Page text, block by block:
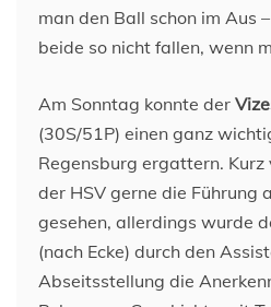
man den Ball schon im Aus
beide so nicht fallen, wenn
Am Sonntag konnte der
(30S/51P) einen ganz
Regensburg ergattern.
der HSV gerne die Führung
gesehen, allerdings wurde
(nach Ecke) durch den
Abseitsstellung die